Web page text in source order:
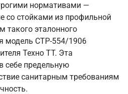
нормативами —
со стойками из профильной
такого эталонного
модель СТР-554/1906
Техно ТТ. Эта
себе предельную
санитарным требованиям